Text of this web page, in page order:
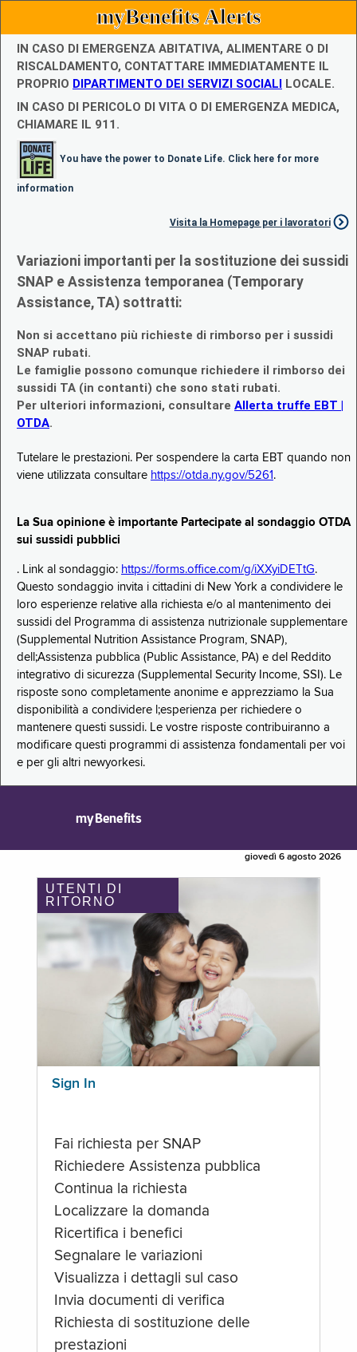
myBenefits Alerts
IN CASO DI EMERGENZA ABITATIVA, ALIMENTARE O DI
RISCALDAMENTO, CONTATTARE IMMEDIATAMENTE IL
PROPRIO DIPARTIMENTO DEI SERVIZI SOCIALI LOCALE.
IN CASO DI PERICOLO DI VITA O DI EMERGENZA MEDICA,
CHIAMARE IL 911.
You have the power to Donate Life. Click here for more
information
Visita la Homepage per i lavoratori
Variazioni importanti per la sostituzione dei sussidi
SNAP e Assistenza temporanea (Temporary
Assistance, TA) sottratti:
Non si accettano più richieste di rimborso per i sussidi
SNAP rubati.
Le famiglie possono comunque richiedere il rimborso dei
sussidi TA (in contanti) che sono stati rubati.
Per ulteriori informazioni, consultare Allerta truffe EBT |
OTDA.
Tutelare le prestazioni. Per sospendere la carta EBT quando non
viene utilizzata consultare https://otda.ny.gov/5261 .
La Sua opinione è importante Partecipate al sondaggio OTDA
sui sussidi pubblici
. Link al sondaggio: https://forms.office.com/g/iXXyiDETtG.
Questo sondaggio invita i cittadini di New York a condividere le
loro esperienze relative alla richiesta e/o al mantenimento dei
sussidi del Programma di assistenza nutrizionale supplementare
(Supplemental Nutrition Assistance Program, SNAP),
dell;Assistenza pubblica (Public Assistance, PA) e del Reddito
integrativo di sicurezza (Supplemental Security Income, SSI). Le
risposte sono completamente anonime e apprezziamo la Sua
disponibilità a condividere l;esperienza per richiedere o
mantenere questi sussidi. Le vostre risposte contribuiranno a
modificare questi programmi di assistenza fondamentali per voi
e per gli altri newyorkesi.
myBenefits
giovedì 6 agosto 2026
UTENTI DI
RITORNO
Sign In
Fai richiesta per SNAP
Richiedere Assistenza pubblica
Continua la richiesta
Localizzare la domanda
Ricertifica i benefici
Segnalare le variazioni
Visualizza i dettagli sul caso
Invia documenti di verifica
Richiesta di sostituzione delle
prestazioni